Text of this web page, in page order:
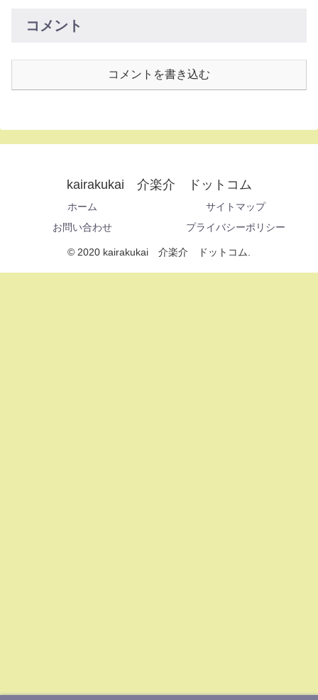
コメント
コメントを書き込む
kairakukai 介楽介 ドットコム
ホーム
サイトマップ
お問い合わせ
プライバシーポリシー
© 2020 kairakukai 介楽介 ドットコム.